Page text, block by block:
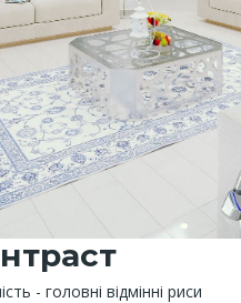
- головні відмінні риси